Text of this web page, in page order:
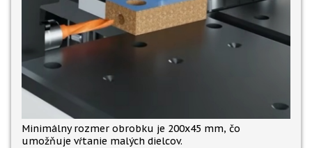
Minimálny rozmer obrobku je 200x45 mm, čo
umožňuje vŕtanie malých dielcov.